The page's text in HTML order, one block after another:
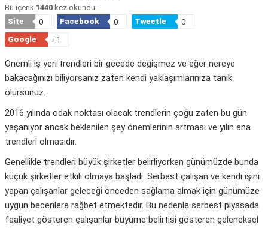
Bu içerik 1440 kez okundu.
Site
0 Facebook 0 Tweetle
0
Google
+1
Önemli iş yeri trendleri bir gecede değişmez ve eğer nereye
bakacağınızı biliyorsanız zaten kendi yaklaşımlarınıza tanık
olursunuz.
2016 yılında odak noktası olacak trendlerin çoğu zaten bu gün
yaşanıyor ancak beklenilen şey önemlerinin artması ve yılın ana
trendleri olmasıdır.
Genellikle trendleri büyük şirketler belirliyorken günümüzde bunda
küçük şirketler etkili olmaya başladı. Serbest çalışan ve kendi işini
yapan çalışanlar geleceği önceden sağlama almak için günümüze
uygun becerilere rağbet etmektedir. Bu nedenle serbest piyasada
faaliyet gösteren çalışanlar büyüme belirtisi gösteren geleneksel